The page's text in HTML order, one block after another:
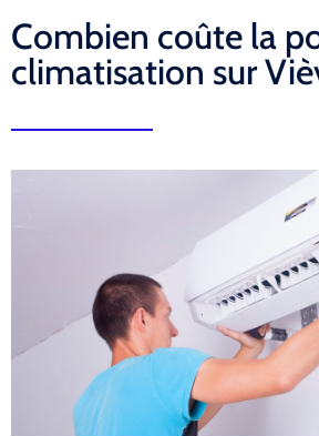
Combien coûte la
climatisation sur